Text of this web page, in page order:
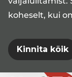
koheselt, kui
Kinnita kõik